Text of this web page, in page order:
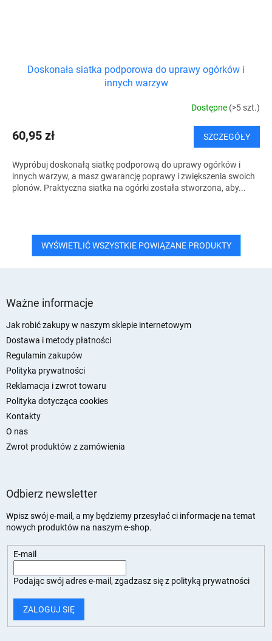
Doskonała siatka podporowa do uprawy ogórków i
innych warzyw
Dostępne (>5 szt.)
60,95 zł SZCZEGÓŁY
Wypróbuj doskonałą siatkę podporową do uprawy ogórków i
innych warzyw, a masz gwarancję poprawy i zwiększenia swoich
plonów. Praktyczna siatka na ogórki została stworzona, aby...
WYŚWIETLIĆ WSZYSTKIE POWIĄZANE PRODUKTY
Ważne informacje
Jak robić zakupy w naszym sklepie internetowym
Dostawa i metody płatności
Regulamin zakupów
Polityka prywatności
Reklamacja i zwrot towaru
Polityka dotycząca cookies
Kontakty
O nas
Zwrot produktów z zamówienia
Odbierz newsletter
Wpisz swój e-mail, a my będziemy przesyłać ci informacje na temat
nowych produktów na naszym e-shop.
E-mail
Podając swój adres e-mail, zgadzasz się z polityką prywatności
ZALOGUJ SIĘ